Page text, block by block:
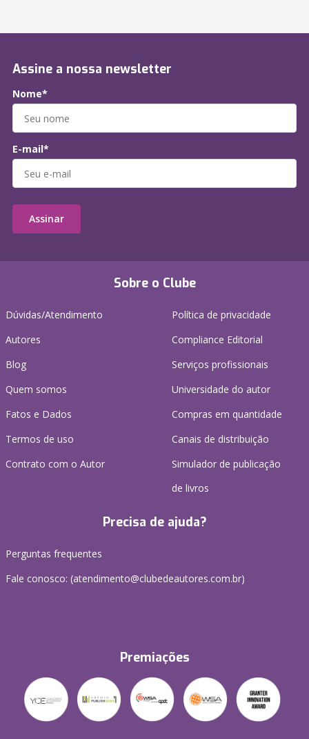
Sobre o Clube
Dúvidas/Atendimento
Autores
Blog
Quem somos
Fatos e Dados
Termos de uso
Contrato com o Autor
Política de privacidade
Compliance Editorial
Serviços profissionais
Universidade do autor
Compras em quantidade
Canais de distribuição
Simulador de publicação
de livros
Precisa de ajuda?
Perguntas frequentes
Fale conosco: (atendimento@clubedeautores.com.br)
Premiações
Assine a nossa newsletter
Nome*
E-mail*
Assinar